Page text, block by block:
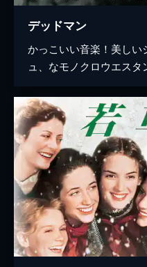
デッドマン
かっこいい音楽！美しい
ュ、なモノクロウエスタ